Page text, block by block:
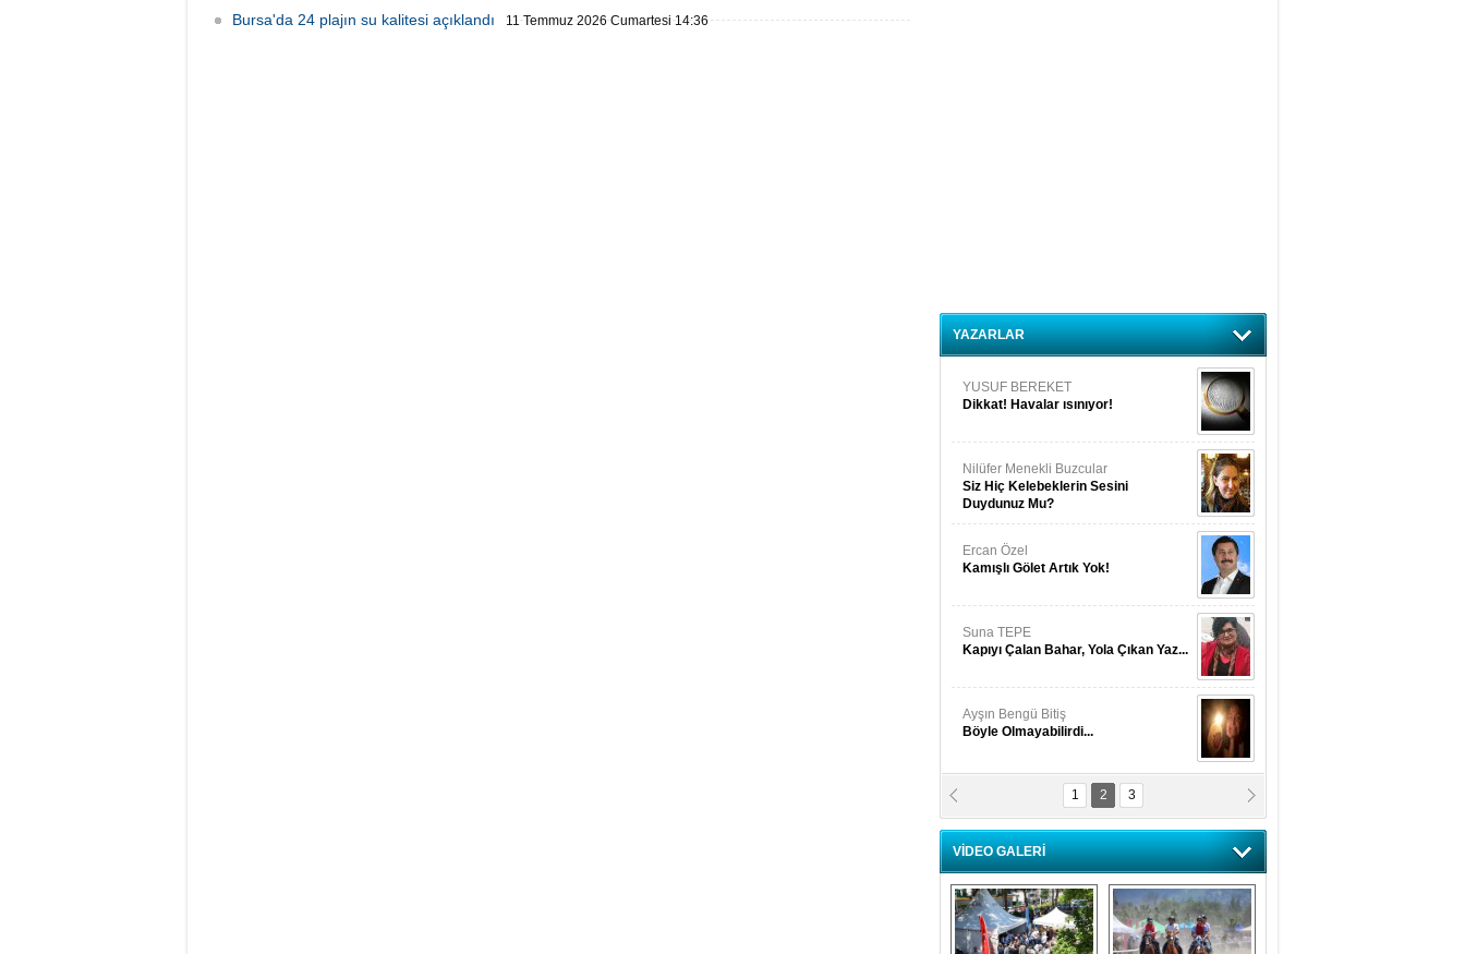
Bursa'da 24 plajın su kalitesi açıklandı 11 Temmuz 2026 Cumartesi 14:36
YAZARLAR
Desteklemek
YUSUF BEREKET
Dikkat! Havalar ısınıyor!
Nilüfer Menekli Buzcular
Siz Hiç Kelebeklerin Sesini
Duydunuz Mu?
Ercan Özel
Kamışlı Gölet Artık Yok!
Suna TEPE
Kapıyı Çalan Bahar, Yola Çıkan Yaz...
Ayşın Bengü Bitiş
Böyle Olmayabilirdi...
1 2 3
VİDEO GALERİ